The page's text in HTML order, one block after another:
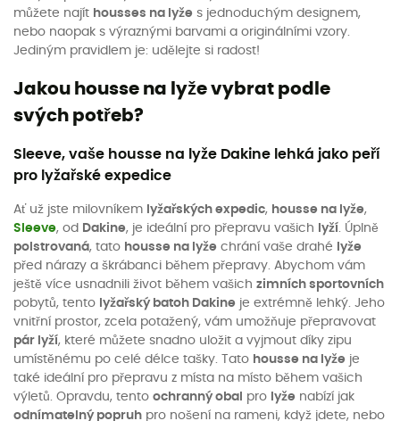
můžete najít housses na lyže s jednoduchým designem,
nebo naopak s výraznými barvami a originálními vzory.
Jediným pravidlem je: udělejte si radost!
Jakou housse na lyže vybrat podle
svých potřeb?
Sleeve, vaše housse na lyže Dakine lehká jako peří
pro lyžařské expedice
Ať už jste milovníkem lyžařských expedic, housse na lyže,
Sleeve, od Dakine, je ideální pro přepravu vašich lyží. Úplně
polstrovaná, tato housse na lyže chrání vaše drahé
lyže
před nárazy a škrábanci během přepravy. Abychom vám
ještě více usnadnili život během vašich zimních sportovních
pobytů, tento lyžařský batoh Dakine je extrémně lehký. Jeho
vnitřní prostor, zcela potažený, vám umožňuje přepravovat
pár lyží, které můžete snadno uložit a vyjmout díky zipu
umístěnému po celé délce tašky. Tato housse na lyže je
také ideální pro přepravu z místa na místo během vašich
výletů. Opravdu, tento ochranný obal pro lyže nabízí jak
odnímatelný popruh pro nošení na rameni, když jdete, nebo